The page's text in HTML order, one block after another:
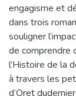
engagisme et
dans trois
souligner
de comprendre
l’Histoire de la
à travers les
d’Oret